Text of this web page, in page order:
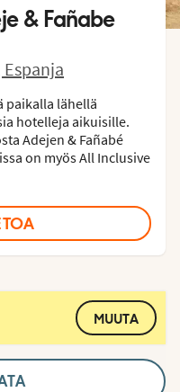
& Fañabe
Espanja
paikalla lähellä
hotelleja aikuisille.
Adejen & Fañabé
on myös All Inclusive
MUUTA